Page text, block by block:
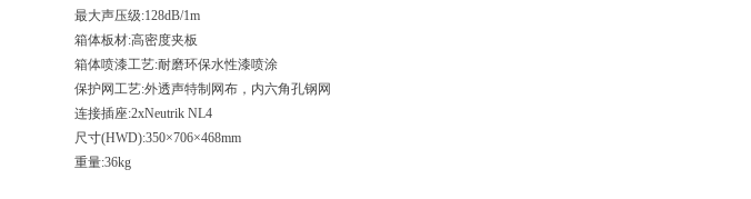
最大声压级:128dB/1m
箱体板材:高密度夹板
箱体喷漆工艺:耐磨环保水性漆喷涂
保护网工艺:外透声特制网布，内六角孔钢网
连接插座:2xNeutrik NL4
尺寸(HWD):350×706×468mm
重量:36kg